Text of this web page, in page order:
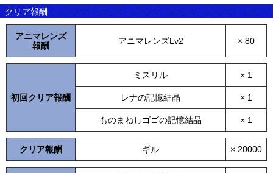
クリア報酬
アニマレンズ
報酬
アニマレンズLv2 × 80
初回クリア報酬
ミスリル × 1
レナの記憶結晶 × 1
ものまねしゴゴの記憶結晶 × 1
クリア報酬 ギル × 20000